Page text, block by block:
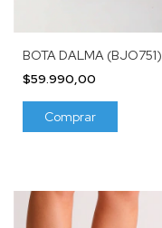
BOTA DALMA (BJO751)
$59.990,00
Comprar